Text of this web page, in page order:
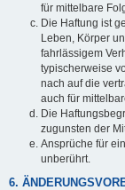
für mittelbare
Die Haftung ist
Leben, Körper
fahrlässigem
typischerweise
nach auf die
auch für
Die
zugunsten der
Ansprüche für
unberührt.
6.